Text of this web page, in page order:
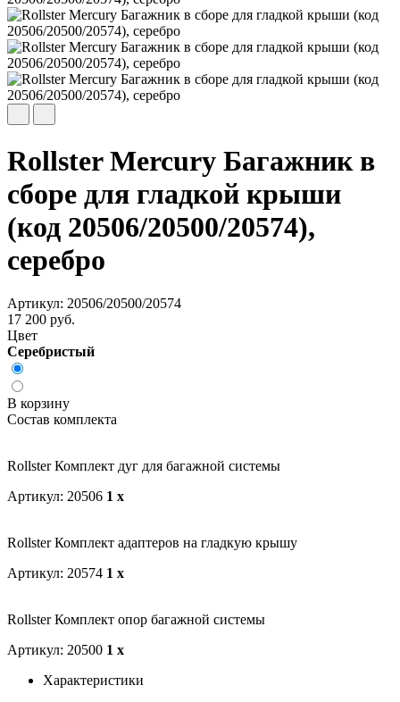
Rollster Mercury Багажник в
сборе для гладкой крыши
(код 20506/20500/20574),
серебро
Артикул: 20506/20500/20574
17 200 руб.
Цвет
Серебристый
В корзину
Состав комплекта
Rollster Комплект дуг для багажной системы
Артикул: 20506 1 x
Rollster Комплект адаптеров на гладкую крышу
Артикул: 20574 1 x
Rollster Комплект опор багажной системы
Артикул: 20500 1 x
Характеристики